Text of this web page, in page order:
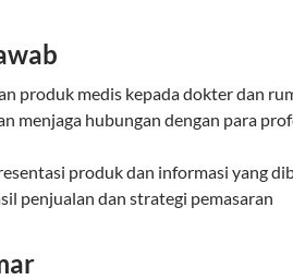
produk medis kepada dokter dan
menjaga hubungan dengan para
produk dan informasi yang
penjualan dan strategi pemasaran